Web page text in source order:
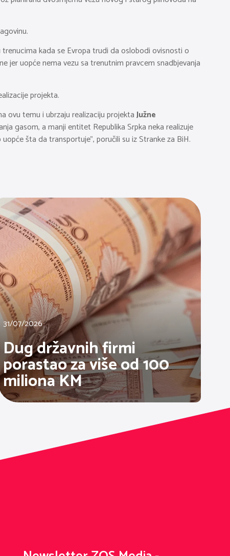
kada se Evropa trudi da oslobodi ovisnosti o
jer uopće nema vezu sa trenutnim pravcem snadbjevanja
projekta.
ovu temu i ubrzaju realizaciju projektaJužne
gasom, a manji entitet Republika Srpka neka realizuje
šta da transportuje”, poručili su iz Stranke za BiH.
31/07/2026
Dug državnih firmi
porastao za više od 100
miliona KM